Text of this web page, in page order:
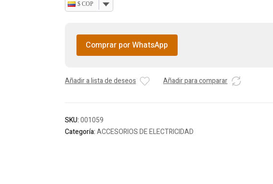
$ COP
Comprar por WhatsApp
Añadir a lista de deseos Añadir para comparar
SKU:001059
Categoría:ACCESORIOS DE ELECTRICIDAD